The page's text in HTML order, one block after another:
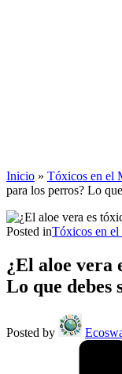
Inicio » Tóxicos en el
para los perros? Lo
Posted inTóxicos en
¿El aloe vera
Lo que debes
Posted by